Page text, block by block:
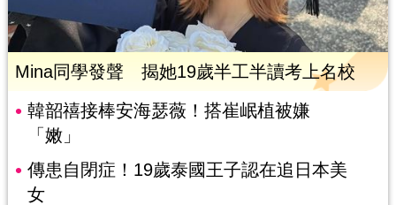
Mina同學發聲 揭她19歲半工半讀考上名校
韓韶禧接棒安海瑟薇！搭崔岷植被嫌
「嫩」
傳患自閉症！19歲泰國王子認在追日本美
女